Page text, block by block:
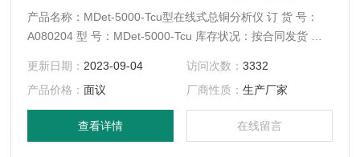
产品名称：MDet-5000-Tcu型在线式总铜分析仪 订 货 号：
A080204 型 号：MDet-5000-Tcu 库存状况：按合同发货 配
更新日期： 2023-09-04 访问次数： 3332
产品价格：面议 厂商性质： 生产厂家
查看详情 在线留言